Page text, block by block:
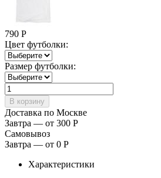
790 Р
Цвет футболки:
Размер футболки:
Доставка по Москве
Завтра — от 300 Р
Самовывоз
Завтра — от 0 Р
Характеристики